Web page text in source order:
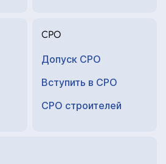
СРО
Допуск СРО
Вступить в СРО
СРО строителей